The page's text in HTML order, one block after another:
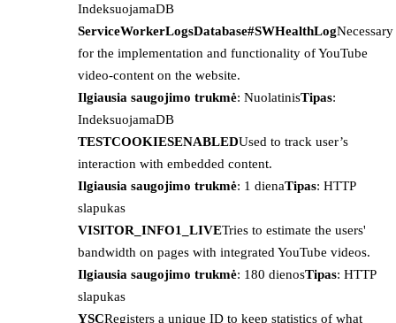
IndeksuojamaDB
ServiceWorkerLogsDatabase#SWHealthLogNecessary
for the implementation and functionality of YouTube
video-content on the website.
Ilgiausia saugojimo trukmė: NuolatinisTipas:
IndeksuojamaDB
TESTCOOKIESENABLEDUsed to track user’s
interaction with embedded content.
Ilgiausia saugojimo trukmė: 1 dienaTipas: HTTP
slapukas
VISITOR_INFO1_LIVETries to estimate the users'
bandwidth on pages with integrated YouTube videos.
Ilgiausia saugojimo trukmė: 180 dienosTipas: HTTP
slapukas
YSCRegisters a unique ID to keep statistics of what